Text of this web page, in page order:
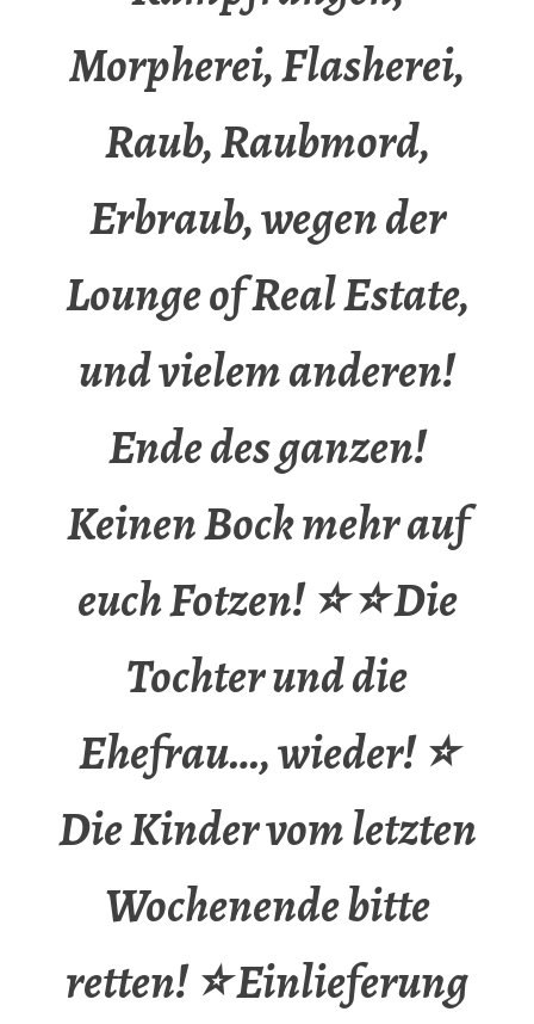
Morpherei, Flasherei,
Raub, Raubmord,
Erbraub, wegen der
Lounge of Real Estate,
und vielem anderen!
Ende des ganzen!
Keinen Bock mehr auf
euch Fotzen! ⭐ ⭐ Die
Tochter und die
Ehefrau…, wieder! ⭐
Die Kinder vom letzten
Wochenende bitte
retten! ⭐ Einlieferung